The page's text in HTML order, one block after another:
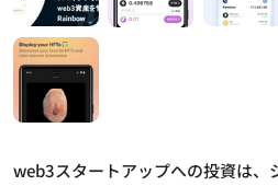
web3スタートアップへの投資は、